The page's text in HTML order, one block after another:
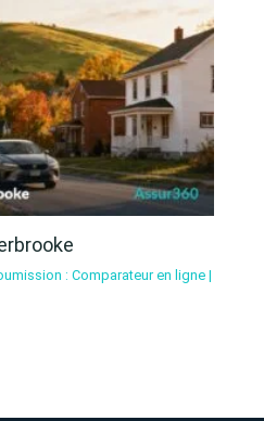
: Comparateur en ligne|